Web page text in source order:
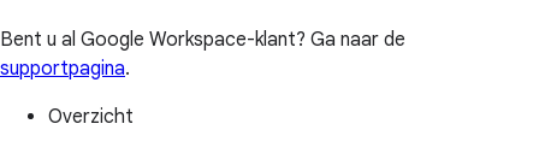
Bent u al Google Workspace-klant? Ga naar de
supportpagina.
Overzicht